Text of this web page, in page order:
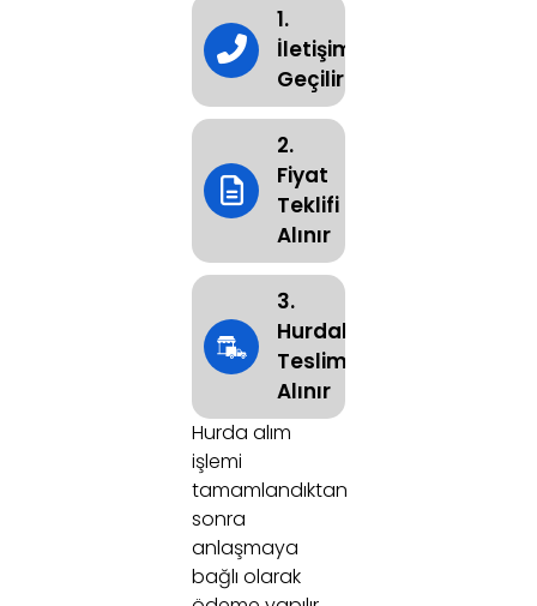
1.
İletişime
Geçilir
2.
Fiyat
Teklifi
Alınır
3.
Hurdalar
Teslim
Alınır
Hurda alım
işlemi
tamamlandıktan
sonra
anlaşmaya
bağlı olarak